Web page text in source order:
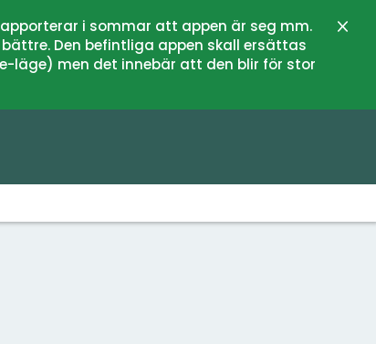
i sommar att appen är seg mm.
Den befintliga appen skall ersättas
läge) men det innebär att den blir för stor